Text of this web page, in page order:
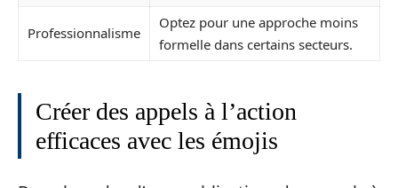
Professionnalisme
Optez pour une approche moins
formelle dans certains secteurs.
Créer des appels à l’action
efficaces avec les émojis